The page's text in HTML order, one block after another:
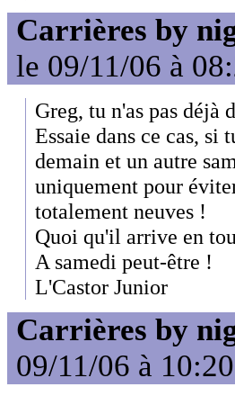
Carrières by
le 09/11/06 à
Greg, tu n'as pas déjà
Essaie dans ce cas, si
demain et un autre
uniquement pour
totalement neuves !
Quoi qu'il arrive en
A samedi peut-être !
L'Castor Junior
Carrières by
09/11/06 à